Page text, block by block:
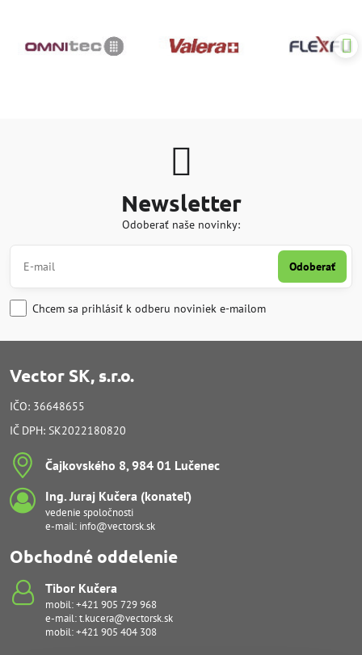
Newsletter
Odoberať naše novinky:
Odoberať
Chcem sa prihlásiť k odberu noviniek e-mailom
Vector SK, s.r.o.
IČO: 36648655
IČ DPH: SK2022180820
Čajkovského 8, 984 01 Lučenec
Ing​. Juraj Kučera (konateľ)
vedenie spoločnosti
e-mail: info@vectorsk.sk
Obchodné oddelenie
Tibor Kučera
mobil:+421 905 729 968
e-mail:t.kucera@vectorsk.sk
mobil:+421 905 404 308